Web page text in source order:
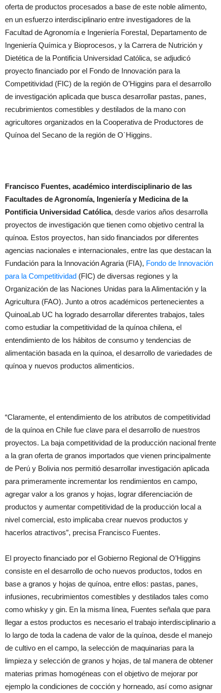
oferta de productos procesados a base de este noble alimento,
en un esfuerzo interdisciplinario entre investigadores de la
Facultad de Agronomía e Ingeniería Forestal, Departamento de
Ingeniería Química y Bioprocesos, y la Carrera de Nutrición y
Dietética de la Pontificia Universidad Católica, se adjudicó
proyecto financiado por el Fondo de Innovación para la
Competitividad (FIC) de la región de O’Higgins para el desarrollo
de investigación aplicada que busca desarrollar pastas, panes,
recubrimientos comestibles y destilados de la mano con
agricultores organizados en la Cooperativa de Productores de
Quínoa del Secano de la región de O`Higgins.
Francisco Fuentes, académico interdisciplinario de las
Facultades de Agronomía, Ingeniería y Medicina de la
Pontificia Universidad Católica, desde varios años desarrolla
proyectos de investigación que tienen como objetivo central la
quínoa. Estos proyectos, han sido financiados por diferentes
agencias nacionales e internacionales, entre las que destacan la
Fundación para la Innovación Agraria (FIA), Fondo de Innovación
para la Competitividad (FIC) de diversas regiones y la
Organización de las Naciones Unidas para la Alimentación y la
Agricultura (FAO). Junto a otros académicos pertenecientes a
QuinoaLab UC ha logrado desarrollar diferentes trabajos, tales
como estudiar la competitividad de la quínoa chilena, el
entendimiento de los hábitos de consumo y tendencias de
alimentación basada en la quínoa, el desarrollo de variedades de
quínoa y nuevos productos alimenticios.
“Claramente, el entendimiento de los atributos de competitividad
de la quínoa en Chile fue clave para el desarrollo de nuestros
proyectos. La baja competitividad de la producción nacional frente
a la gran oferta de granos importados que vienen principalmente
de Perú y Bolivia nos permitió desarrollar investigación aplicada
para primeramente incrementar los rendimientos en campo,
agregar valor a los granos y hojas, lograr diferenciación de
productos y aumentar competitividad de la producción local a
nivel comercial, esto implicaba crear nuevos productos y
hacerlos atractivos”, precisa Francisco Fuentes.
El proyecto financiado por el Gobierno Regional de O’Higgins
consiste en el desarrollo de ocho nuevos productos, todos en
base a granos y hojas de quínoa, entre ellos: pastas, panes,
infusiones, recubrimientos comestibles y destilados tales como
como whisky y gin. En la misma línea, Fuentes señala que para
llegar a estos productos es necesario el trabajo interdisciplinario a
lo largo de toda la cadena de valor de la quínoa, desde el manejo
de cultivo en el campo, la selección de maquinarias para la
limpieza y selección de granos y hojas, de tal manera de obtener
materias primas homogéneas con el objetivo de mejorar por
ejemplo la condiciones de cocción y horneado, así como asignar